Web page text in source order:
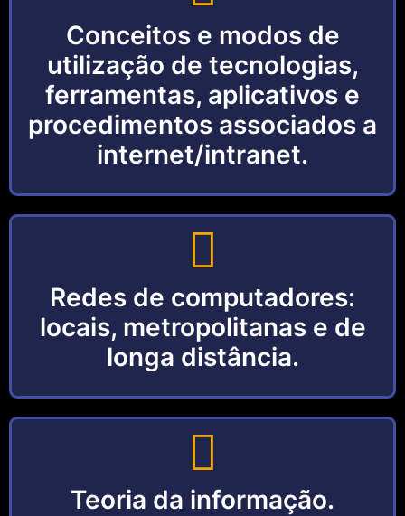
Conceitos e modos de
utilização de tecnologias,
ferramentas, aplicativos e
procedimentos associados a
internet/intranet.
Redes de computadores:
locais, metropolitanas e de
longa distância.
Teoria da informação.